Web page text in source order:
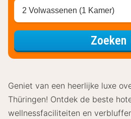
2 Volwassenen (1 Kamer)
Zoeken
Geniet van een heerlijke luxe
Thüringen! Ontdek de beste
wellnessfaciliteiten en